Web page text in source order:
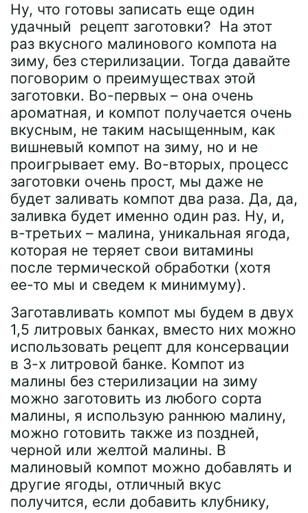
Ну, что готовы записать еще один
удачный рецепт заготовки? На этот
раз вкусного малинового компота на
зиму, без стерилизации. Тогда давайте
поговорим о преимуществах этой
заготовки. Во-первых – она очень
ароматная, и компот получается очень
вкусным, не таким насыщенным, как
вишневый компот на зиму, но и не
проигрывает ему. Во-вторых, процесс
заготовки очень прост, мы даже не
будет заливать компот два раза. Да, да,
заливка будет именно один раз. Ну, и,
в-третьих – малина, уникальная ягода,
которая не теряет свои витамины
после термической обработки (хотя
ее-то мы и сведем к минимуму).
Заготавливать компот мы будем в двух
1,5 литровых банках, вместо них можно
использовать рецепт для консервации
в 3-х литровой банке. Компот из
малины без стерилизации на зиму
можно заготовить из любого сорта
малины, я использую раннюю малину,
можно готовить также из поздней,
черной или желтой малины. В
малиновый компот можно добавлять и
другие ягоды, отличный вкус
получится, если добавить клубнику,